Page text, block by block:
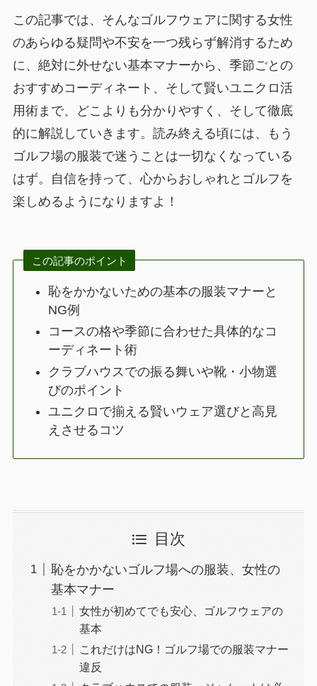
この記事では、そんなゴルフウェアに関する女性
のあらゆる疑問や不安を一つ残らず解消するため
に、絶対に外せない基本マナーから、季節ごとの
おすすめコーディネート、そして賢いユニクロ活
用術まで、どこよりも分かりやすく、そして徹底
的に解説していきます。読み終える頃には、もう
ゴルフ場の服装で迷うことは一切なくなっている
はず。自信を持って、心からおしゃれとゴルフを
楽しめるようになりますよ！
この記事のポイント
恥をかかないための基本の服装マナーと
NG例
コースの格や季節に合わせた具体的なコ
ーディネート術
クラブハウスでの振る舞いや靴・小物選
びのポイント
ユニクロで揃える賢いウェア選びと高見
えさせるコツ
目次
恥をかかないゴルフ場への服装、女性の
基本マナー
女性が初めてでも安心、ゴルフウェアの
基本
これだけはNG！ゴルフ場での服装マナー
違反